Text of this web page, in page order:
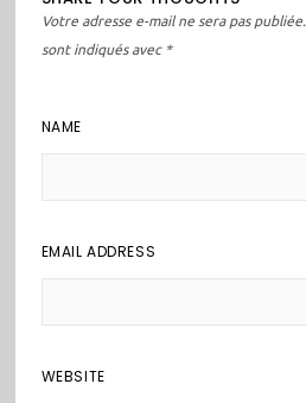
les
commentaires
Votre adresse e-mail ne sera pas publiée.
sont indiqués avec *
NAME
EMAIL ADDRESS
WEBSITE